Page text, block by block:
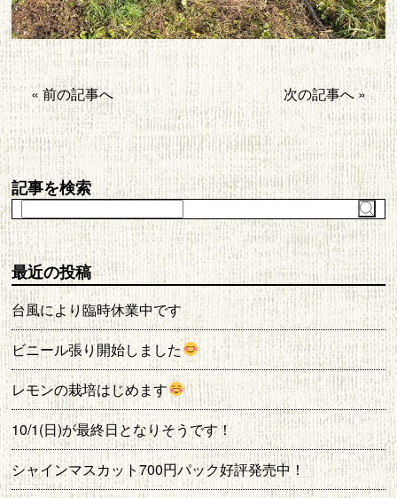
« 前の記事へ 次の記事へ »
記事を検索
最近の投稿
台風により臨時休業中です
ビニール張り開始しました
レモンの栽培はじめます
10/1(日)が最終日となりそうです！
シャインマスカット700円パック好評発売中！